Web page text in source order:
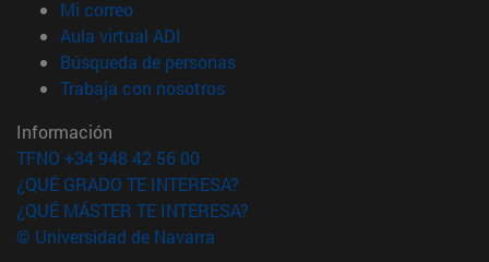
Mi correo(abre en nueva ventana)
Aula virtual ADI
Búsqueda de personas(abre en nueva ventana)
Trabaja con nosotros(abre en nueva ventana)
Información
TFNO +34 948 42 56 00
¿QUÉ GRADO TE INTERESA?
¿QUÉ MÁSTER TE INTERESA?
© Universidad de Navarra